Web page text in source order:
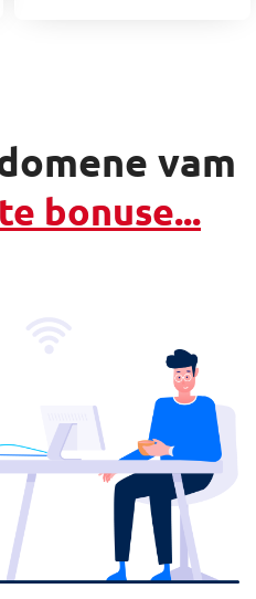
vam
bonuse...